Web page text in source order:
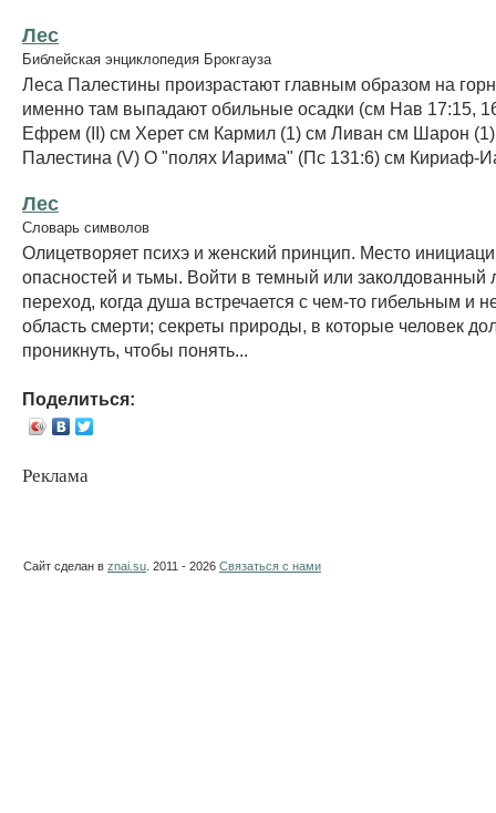
Лес
Библейская энциклопедия Брокгауза
Леса Палестины произрастают главным образом на
именно там выпадают обильные осадки (см Нав 17:15,
Ефрем (II) см Херет см Кармил (1) см Ливан см Шарон
Палестина (V) О "полях Иарима" (Пс 131:6) см Кириаф-
Лес
Словарь символов
Олицетворяет психэ и женский принцип. Место
опасностей и тьмы. Войти в темный или заколдованный
переход, когда душа встречается с чем-то гибельным и
область смерти; секреты природы, в которые человек
проникнуть, чтобы понять...
Поделиться:
Реклама
Сайт сделан в znai.su . 2011 - 2026 Связаться с нами